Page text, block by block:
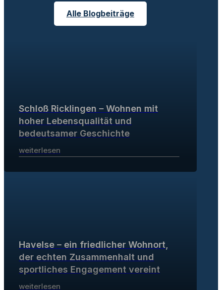
Alle Blogbeiträge
Schloß Ricklingen – Wohnen mit
hoher Lebensqualität und
bedeutsamer Geschichte
weiterlesen
Havelse – ein friedlicher Wohnort,
der echten Zusammenhalt und
sportliches Engagement vereint
weiterlesen